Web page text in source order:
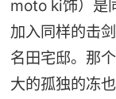
moto ki饰）是
加入同样的击
名田宅邸。那
大的孤独的冻